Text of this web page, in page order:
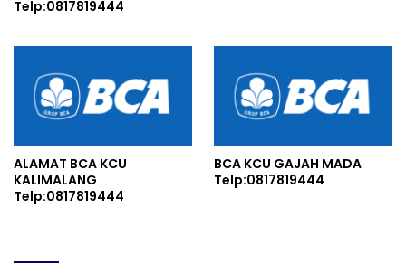
Telp:0817819444
ALAMAT BCA KCU
KALIMALANG
Telp:0817819444
BCA KCU GAJAH MADA
Telp:0817819444